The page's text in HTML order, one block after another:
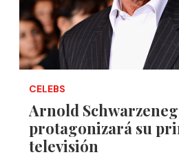
CELEBS
Arnold
protagonizará su
televisión